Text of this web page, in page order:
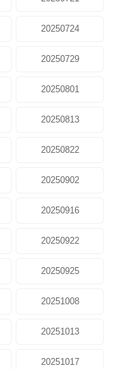
20250724
20250729
20250801
20250813
20250822
20250902
20250916
20250922
20250925
20251008
20251013
20251017